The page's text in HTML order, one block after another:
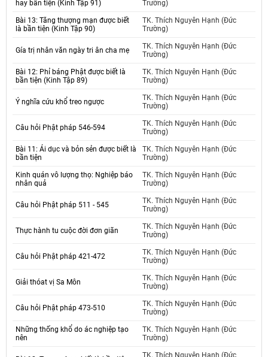
hay bần tiện (Kinh Tập 91) Trường)
Bài 13: Tăng thượng mạn được biết
là bần tiện (Kinh Tập 90)
TK. Thích Nguyên Hạnh (Đức
Trường)
Gía trị nhân văn ngày tri ân cha mẹ
TK. Thích Nguyên Hạnh (Đức
Trường)
Bài 12: Phỉ báng Phật được biết là
bần tiện (Kinh Tập 89)
TK. Thích Nguyên Hạnh (Đức
Trường)
Ý nghĩa cứu khổ treo ngược
TK. Thích Nguyên Hạnh (Đức
Trường)
Câu hỏi Phật pháp 546-594
TK. Thích Nguyên Hạnh (Đức
Trường)
Bài 11: Ái dục và bỏn sẻn được biết là
bần tiện
TK. Thích Nguyên Hạnh (Đức
Trường)
Kinh quán vô lượng thọ: Nghiệp báo
nhân quả
TK. Thích Nguyên Hạnh (Đức
Trường)
Câu hỏi Phật pháp 511 - 545
TK. Thích Nguyên Hạnh (Đức
Trường)
Thực hành tu cuộc đời đơn giãn
TK. Thích Nguyên Hạnh (Đức
Trường)
Câu hỏi Phật pháp 421-472
TK. Thích Nguyên Hạnh (Đức
Trường)
Giải thóat vị Sa Môn
TK. Thích Nguyên Hạnh (Đức
Trường)
Câu hỏi Phật pháp 473-510
TK. Thích Nguyên Hạnh (Đức
Trường)
Những thống khổ do ác nghiệp tạo
nên
TK. Thích Nguyên Hạnh (Đức
Trường)